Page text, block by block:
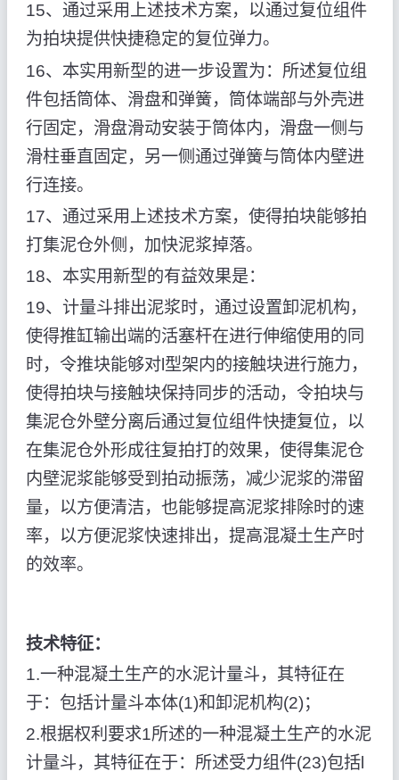
15、通过采用上述技术方案，以通过复位组件
为拍块提供快捷稳定的复位弹力。
16、本实用新型的进一步设置为：所述复位组
件包括筒体、滑盘和弹簧，筒体端部与外壳进
行固定，滑盘滑动安装于筒体内，滑盘一侧与
滑柱垂直固定，另一侧通过弹簧与筒体内壁进
行连接。
17、通过采用上述技术方案，使得拍块能够拍
打集泥仓外侧，加快泥浆掉落。
18、本实用新型的有益效果是：
19、计量斗排出泥浆时，通过设置卸泥机构，
使得推缸输出端的活塞杆在进行伸缩使用的同
时，令推块能够对l型架内的接触块进行施力，
使得拍块与接触块保持同步的活动，令拍块与
集泥仓外壁分离后通过复位组件快捷复位，以
在集泥仓外形成往复拍打的效果，使得集泥仓
内壁泥浆能够受到拍动振荡，减少泥浆的滞留
量，以方便清洁，也能够提高泥浆排除时的速
率，以方便泥浆快速排出，提高混凝土生产时
的效率。
技术特征：
1.一种混凝土生产的水泥计量斗，其特征在
于：包括计量斗本体(1)和卸泥机构(2)；
2.根据权利要求1所述的一种混凝土生产的水泥
计量斗，其特征在于：所述受力组件(23)包括l